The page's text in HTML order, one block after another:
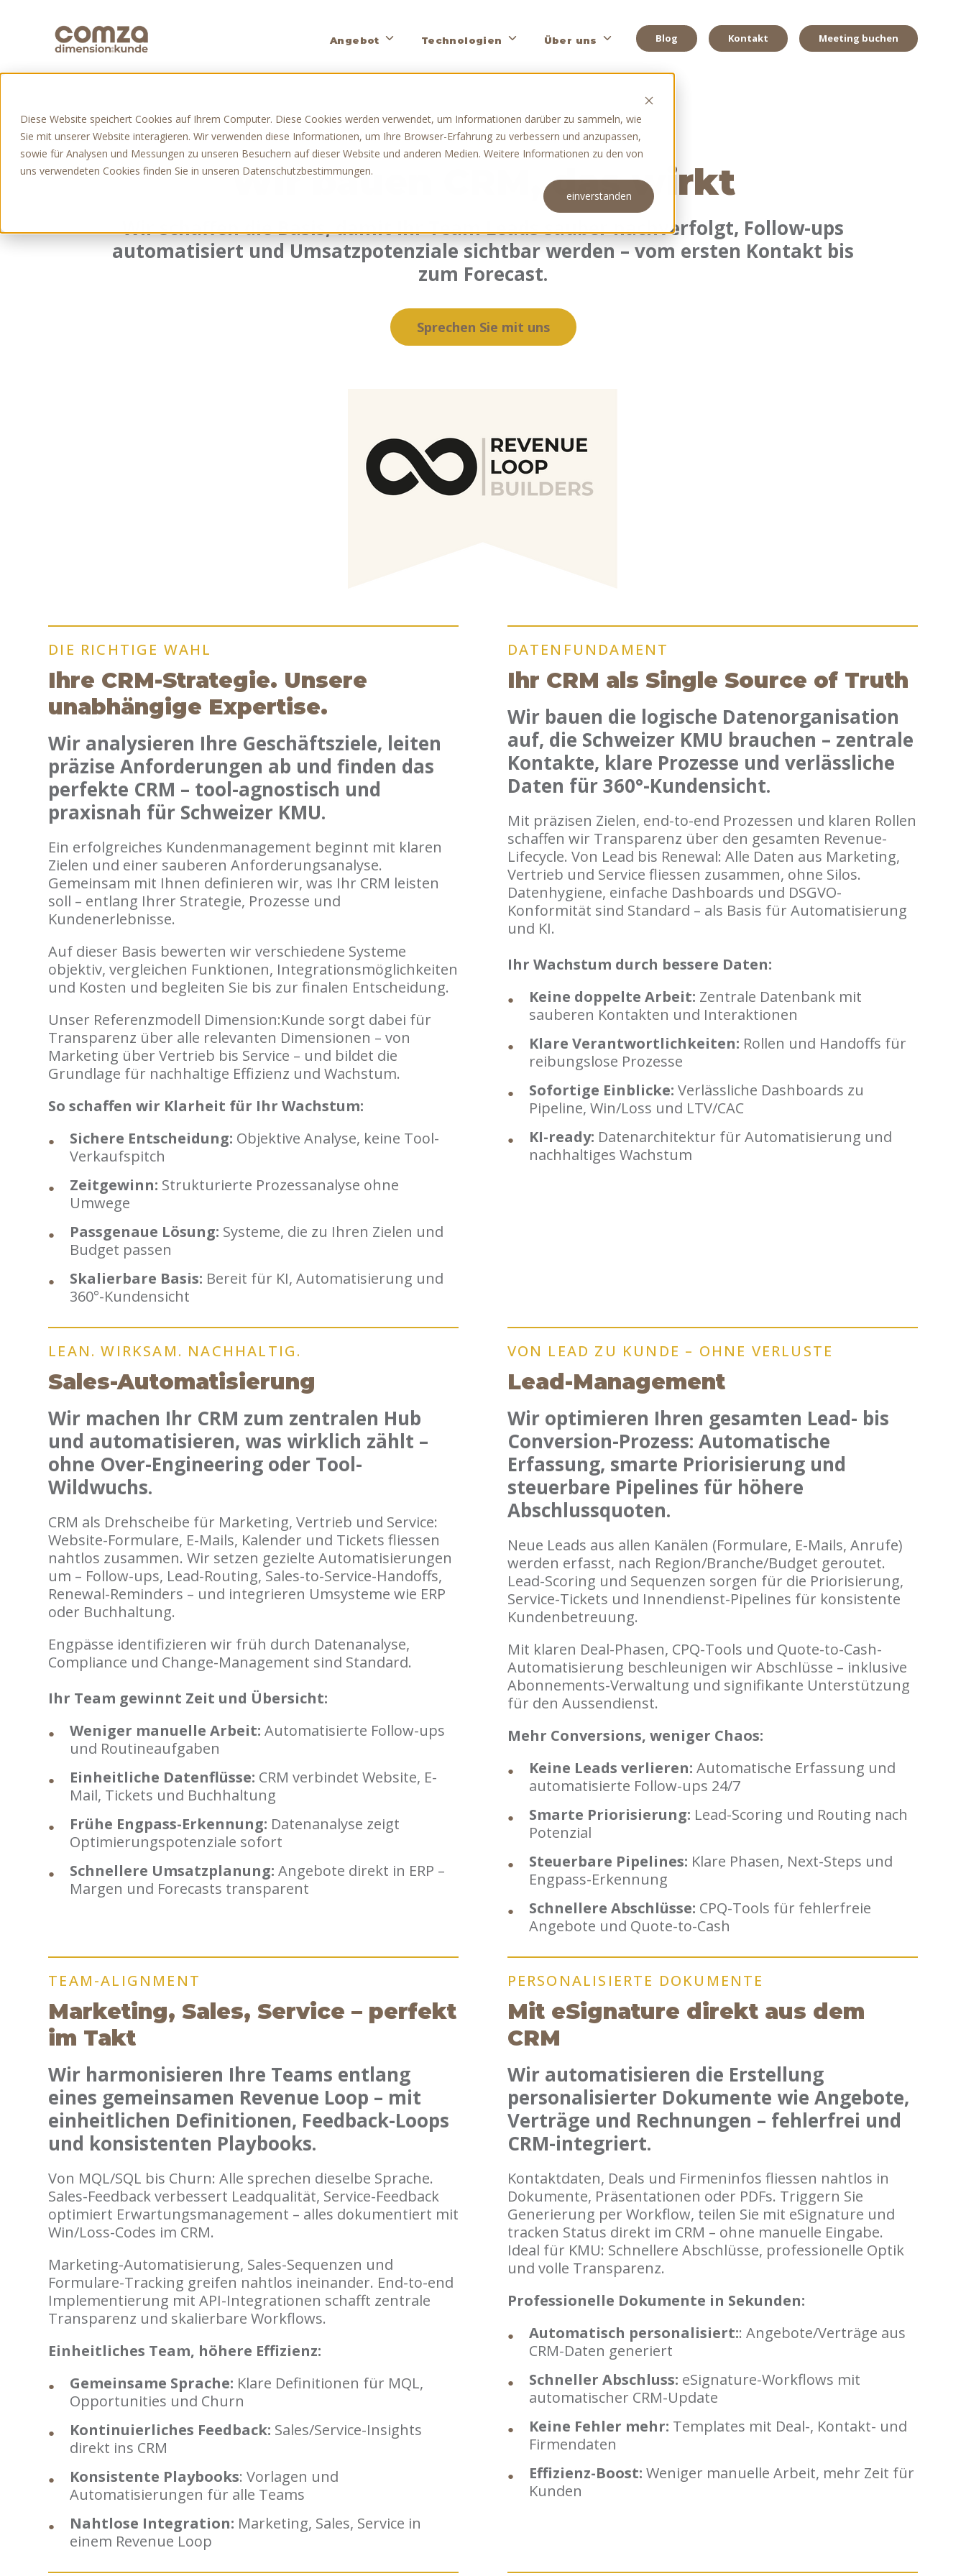
Diese Website speichert Cookies auf Ihrem Computer. Diese Cookies werden verwendet, um Informationen darüber zu sammeln, wie
Sie mit unserer Website interagieren. Wir verwenden diese Informationen, um Ihre Browser-Erfahrung zu verbessern und anzupassen,
sowie für Analysen und Messungen zu unseren Besuchern auf dieser Website und anderen Medien. Weitere Informationen zu den von
uns verwendeten Cookies finden Sie in unseren Datenschutzbestimmungen.
einverstanden
CONTENT
Angebot
Toggle
Angebot
Technologien
Toggle
Technologien
Über uns
Toggle
Über
Blog Kontakt Meeting buchen
CRM
Wir bauen CRM, das wirkt
Wir schaffen die Basis, damit Ihr Team Leads sauber nachverfolgt, Follow-ups
automatisiert und Umsatzpotenziale sichtbar werden – vom ersten Kontakt bis
zum Forecast.
Sprechen Sie mit uns
DIE RICHTIGE WAHL
Ihre CRM-Strategie. Unsere
unabhängige Expertise.
Wir analysieren Ihre Geschäftsziele, leiten
präzise Anforderungen ab und finden das
perfekte CRM – tool-agnostisch und
praxisnah für Schweizer KMU.
Ein erfolgreiches Kundenmanagement beginnt mit klaren
Zielen und einer sauberen Anforderungsanalyse.
Gemeinsam mit Ihnen definieren wir, was Ihr CRM leisten
soll – entlang Ihrer Strategie, Prozesse und
Kundenerlebnisse.
Auf dieser Basis bewerten wir verschiedene Systeme
objektiv, vergleichen Funktionen, Integrationsmöglichkeiten
und Kosten und begleiten Sie bis zur finalen Entscheidung.
Unser Referenzmodell Dimension:Kunde sorgt dabei für
Transparenz über alle relevanten Dimensionen – von
Marketing über Vertrieb bis Service – und bildet die
Grundlage für nachhaltige Effizienz und Wachstum.
So schaffen wir Klarheit für Ihr Wachstum:
Sichere Entscheidung: Objektive Analyse, keine Tool-
Verkaufspitch
Zeitgewinn: Strukturierte Prozessanalyse ohne
Umwege
Passgenaue Lösung: Systeme, die zu Ihren Zielen und
Budget passen
Skalierbare Basis: Bereit für KI, Automatisierung und
360°-Kundensicht
DATENFUNDAMENT
Ihr CRM als Single Source of Truth
Wir bauen die logische Datenorganisation
auf, die Schweizer KMU brauchen – zentrale
Kontakte, klare Prozesse und verlässliche
Daten für 360°-Kundensicht.
Mit präzisen Zielen, end-to-end Prozessen und klaren Rollen
schaffen wir Transparenz über den gesamten Revenue-
Lifecycle. Von Lead bis Renewal: Alle Daten aus Marketing,
Vertrieb und Service fliessen zusammen, ohne Silos.
Datenhygiene, einfache Dashboards und DSGVO-
Konformität sind Standard – als Basis für Automatisierung
und KI.
Ihr Wachstum durch bessere Daten:
Keine doppelte Arbeit: Zentrale Datenbank mit
sauberen Kontakten und Interaktionen
Klare Verantwortlichkeiten: Rollen und Handoffs für
reibungslose Prozesse
Sofortige Einblicke: Verlässliche Dashboards zu
Pipeline, Win/Loss und LTV/CAC
KI-ready: Datenarchitektur für Automatisierung und
nachhaltiges Wachstum
LEAN. WIRKSAM. NACHHALTIG.
Sales-Automatisierung
Wir machen Ihr CRM zum zentralen Hub
und automatisieren, was wirklich zählt –
ohne Over-Engineering oder Tool-
Wildwuchs.
CRM als Drehscheibe für Marketing, Vertrieb und Service:
Website-Formulare, E-Mails, Kalender und Tickets fliessen
nahtlos zusammen. Wir setzen gezielte Automatisierungen
um – Follow-ups, Lead-Routing, Sales-to-Service-Handoffs,
Renewal-Reminders – und integrieren Umsysteme wie ERP
oder Buchhaltung.
Engpässe identifizieren wir früh durch Datenanalyse,
Compliance und Change-Management sind Standard.
Ihr Team gewinnt Zeit und Übersicht:
Weniger manuelle Arbeit: Automatisierte Follow-ups
und Routineaufgaben
Einheitliche Datenflüsse: CRM verbindet Website, E-
Mail, Tickets und Buchhaltung
Frühe Engpass-Erkennung: Datenanalyse zeigt
Optimierungspotenziale sofort
Schnellere Umsatzplanung: Angebote direkt in ERP –
Margen und Forecasts transparent
VON LEAD ZU KUNDE – OHNE VERLUSTE
Lead-Management
Wir optimieren Ihren gesamten Lead- bis
Conversion-Prozess: Automatische
Erfassung, smarte Priorisierung und
steuerbare Pipelines für höhere
Abschlussquoten.
Neue Leads aus allen Kanälen (Formulare, E-Mails, Anrufe)
werden erfasst, nach Region/Branche/Budget geroutet.
Lead-Scoring und Sequenzen sorgen für die Priorisierung,
Service-Tickets und Innendienst-Pipelines für konsistente
Kundenbetreuung.
Mit klaren Deal-Phasen, CPQ-Tools und Quote-to-Cash-
Automatisierung beschleunigen wir Abschlüsse – inklusive
Abonnements-Verwaltung und signifikante Unterstützung
für den Aussendienst.
Mehr Conversions, weniger Chaos:
Keine Leads verlieren: Automatische Erfassung und
automatisierte Follow-ups 24/7
Smarte Priorisierung: Lead-Scoring und Routing nach
Potenzial
Steuerbare Pipelines: Klare Phasen, Next-Steps und
Engpass-Erkennung
Schnellere Abschlüsse: CPQ-Tools für fehlerfreie
Angebote und Quote-to-Cash
TEAM-ALIGNMENT
Marketing, Sales, Service – perfekt
im Takt
Wir harmonisieren Ihre Teams entlang
eines gemeinsamen Revenue Loop – mit
einheitlichen Definitionen, Feedback-Loops
und konsistenten Playbooks.
Von MQL/SQL bis Churn: Alle sprechen dieselbe Sprache.
Sales-Feedback verbessert Leadqualität, Service-Feedback
optimiert Erwartungsmanagement – alles dokumentiert mit
Win/Loss-Codes im CRM.
Marketing-Automatisierung, Sales-Sequenzen und
Formulare-Tracking greifen nahtlos ineinander. End-to-end
Implementierung mit API-Integrationen schafft zentrale
Transparenz und skalierbare Workflows.
Einheitliches Team, höhere Effizienz:
Gemeinsame Sprache: Klare Definitionen für MQL,
Opportunities und Churn
Kontinuierliches Feedback: Sales/Service-Insights
direkt ins CRM
Konsistente Playbooks: Vorlagen und
Automatisierungen für alle Teams
Nahtlose Integration: Marketing, Sales, Service in
einem Revenue Loop
PERSONALISIERTE DOKUMENTE
Mit eSignature direkt aus dem
CRM
Wir automatisieren die Erstellung
personalisierter Dokumente wie Angebote,
Verträge und Rechnungen – fehlerfrei und
CRM-integriert.
Kontaktdaten, Deals und Firmeninfos fliessen nahtlos in
Dokumente, Präsentationen oder PDFs. Triggern Sie
Generierung per Workflow, teilen Sie mit eSignature und
tracken Status direkt im CRM – ohne manuelle Eingabe.
Ideal für KMU: Schnellere Abschlüsse, professionelle Optik
und volle Transparenz.
Professionelle Dokumente in Sekunden:
Automatisch personalisiert:: Angebote/Verträge aus
CRM-Daten generiert
Schneller Abschluss: eSignature-Workflows mit
automatischer CRM-Update
Keine Fehler mehr: Templates mit Deal-, Kontakt- und
Firmendaten
Effizienz-Boost: Weniger manuelle Arbeit, mehr Zeit für
Kunden